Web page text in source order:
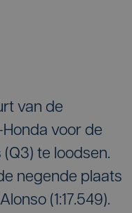
van de
voor de
te loodsen.
negende plaats
(1:17.549).